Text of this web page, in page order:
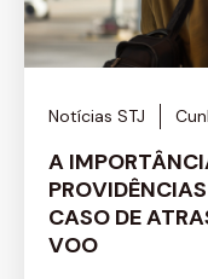
Notícias STJ
A
CASO DE
VOO